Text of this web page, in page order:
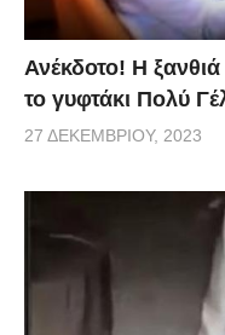
Ανέκδοτο! Η
το γυφτάκι Πολύ
27 ΔΕΚΕΜΒΡΊΟΥ, 2023